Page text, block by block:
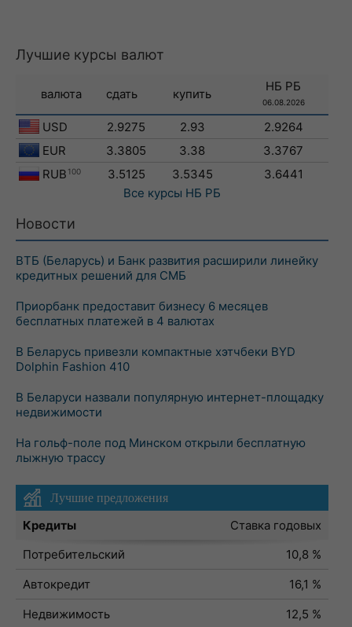
Лучшие курсы валют
валюта сдать купить
НБ РБ
06.08.2026
USD 2.9275 2.93
2.9264
EUR
3.3805 3.38
3.3767
RUB 100 3.5125 3.5345
3.6441
Все курсы НБ РБ
Новости
ВТБ (Беларусь) и Банк развития расширили линейку
кредитных решений для СМБ
Приорбанк предоставит бизнесу 6 месяцев
бесплатных платежей в 4 валютах
В Беларусь привезли компактные хэтчбеки BYD
Dolphin Fashion 410
В Беларуси назвали популярную интернет-площадку
недвижимости
На гольф-поле под Минском открыли бесплатную
лыжную трассу
Лучшие предложения
Кредиты
Ставка годовых
Потребительский
10,8 %
Автокредит
16,1 %
Недвижимость
12,5 %